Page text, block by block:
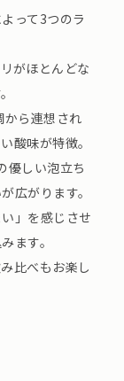
って3つのラ
がほとんどな
から連想され
酸味が特徴。
優しい泡立ち
広がります。
」を感じさせ
ます。
比べもお楽し